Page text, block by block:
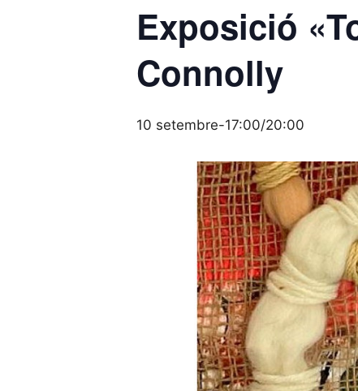
Exposició
Connolly
10 setembre-17:00/20:00